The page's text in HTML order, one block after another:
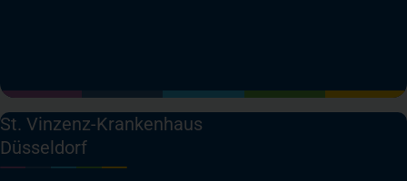
St. Vinzenz-Krankenhaus
Düsseldorf